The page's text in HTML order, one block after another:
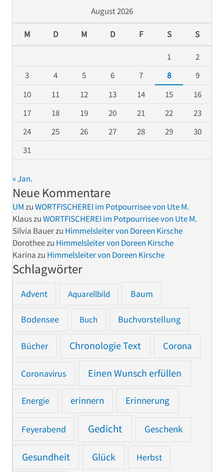
August 2026
M D M D F S S
1
2
3
4 5 6 7 8
9
10
11 12 13 14 15
16
17
18 19 20 21 22
23
24
25 26 27 28 29
30
31
« Jan.
Neue Kommentare
UMzuWORTFISCHEREI im Potpourrisee von Ute M.
KlauszuWORTFISCHEREI im Potpourrisee von Ute M.
Silvia Bauerzu Himmelsleiter von Doreen Kirsche
Dorotheezu Himmelsleiter von Doreen Kirsche
Karinazu Himmelsleiter von Doreen Kirsche
Schlagwörter
Advent Aquarellbild Baum
Bodensee Buch Buchvorstellung
Bücher Chronologie Text Corona
Coronavirus Einen Wunsch erfüllen
Energie erinnern Erinnerung
Feyerabend Gedicht Geschenk
Gesundheit Glück Herbst